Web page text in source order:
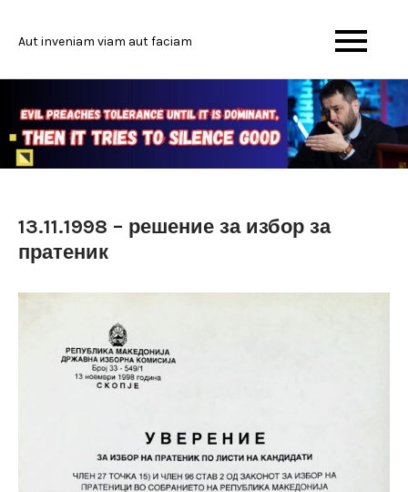
Aut inveniam viam aut faciam
13.11.1998 – решение за избор за
пратеник